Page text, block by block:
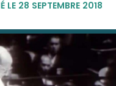
LE 28 SEPTEMBRE 2018